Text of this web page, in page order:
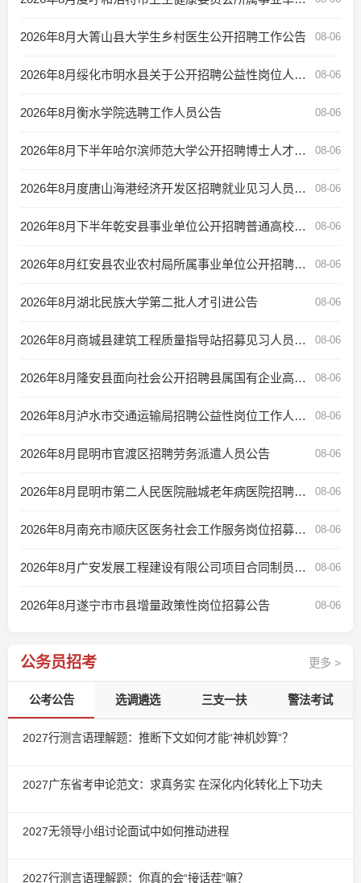
2026年8月大箐山县大学生乡村医生公开招聘工作公告 08-06
2026年8月绥化市明水县关于公开招聘公益性岗位人员的公告 08-06
2026年8月衡水学院选聘工作人员公告 08-06
2026年8月下半年哈尔滨师范大学公开招聘博士人才公告 08-06
2026年8月度唐山海港经济开发区招聘就业见习人员公告 08-06
2026年8月下半年乾安县事业单位公开招聘普通高校毕业生带编入伍的公告 08-06
2026年8月红安县农业农村局所属事业单位公开招聘“三支一扶”服务期满人员公告 08-06
2026年8月湖北民族大学第二批人才引进公告 08-06
2026年8月商城县建筑工程质量指导站招募见习人员公告 08-06
2026年8月隆安县面向社会公开招聘县属国有企业高级管理人员公告 08-06
2026年8月泸水市交通运输局招聘公益性岗位工作人员公告 08-06
2026年8月昆明市官渡区招聘劳务派遣人员公告 08-06
2026年8月昆明市第二人民医院融城老年病医院招聘简章 08-06
2026年8月南充市顺庆区医务社会工作服务岗位招募公告 08-06
2026年8月广安发展工程建设有限公司项目合同制员工补充招聘公告 08-06
2026年8月遂宁市市县增量政策性岗位招募公告 08-06
公务员招考 更多 >
公考公告 选调遴选 三支一扶 警法考试
2027行测言语理解题：推断下文如何才能“神机妙算”？
2027广东省考申论范文：求真务实 在深化内化转化上下功夫
2027无领导小组讨论面试中如何推动进程
2027行测言语理解题：你真的会“接话茬”嘛？